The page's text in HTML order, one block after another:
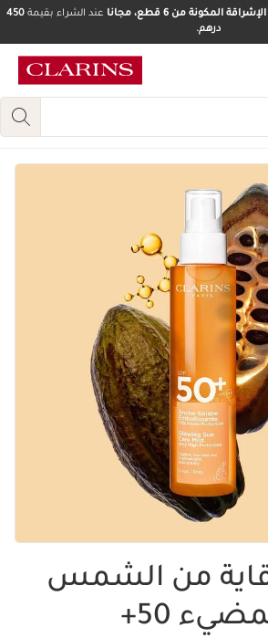
انتقل إلى أسفل الصفحة
المكونة من 6 قطع، مجانا عند الشراء بقيمة450
درهم.
من الشمس
50+